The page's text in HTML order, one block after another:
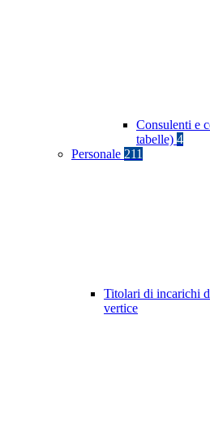
Consulenti e
tabelle) 4
Personale 211
Titolari di incarichi
vertice